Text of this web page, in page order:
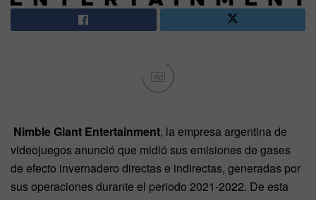
Ad
Nimble Giant Entertainment, la empresa argentina de
videojuegos anunció que midió sus emisiones de gases
de efecto invernadero directas e indirectas, generadas por
sus operaciones durante el periodo 2021-2022. De esta